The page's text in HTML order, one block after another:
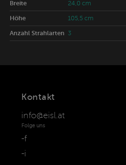
Breite 24,0 cm
Höhe 105,5 cm
Anzahl Strahlarten 3
Kontakt
info@eisl.at
Folge uns
f
i